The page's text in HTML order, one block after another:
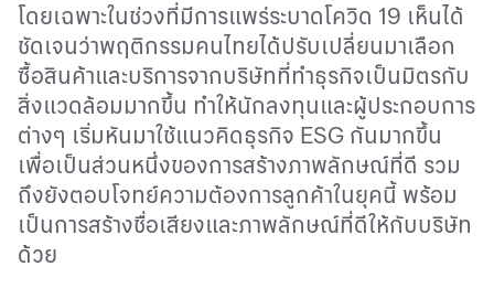
โดยเฉพาะในช่วงที่มีการแพร่ระบาดโควิด 19 เห็นได้
ชัดเจนว่าพฤติกรรมคนไทยได้ปรับเปลี่ยนมาเลือก
ซื้อสินค้าและบริการจากบริษัทที่ทำธุรกิจเป็นมิตรกับ
สิ่งแวดล้อมมากขึ้น ทำให้นักลงทุนและผู้ประกอบการ
ต่างๆ เริ่มหันมาใช้แนวคิดธุรกิจ ESG กันมากขึ้น
เพื่อเป็นส่วนหนึ่งของการสร้างภาพลักษณ์ที่ดี รวม
ถึงยังตอบโจทย์ความต้องการลูกค้าในยุคนี้ พร้อม
เป็นการสร้างชื่อเสียงและภาพลักษณ์ที่ดีให้กับบริษัท
ด้วย